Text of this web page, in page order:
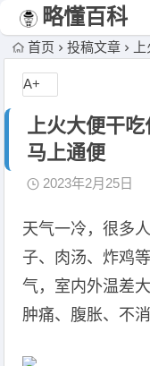
略懂百科
首页 投稿文章
上火大便干
马上通便
2023年2月25日
天气一冷，很多
子、肉汤、炸鸡
气，室内外温差
肿痛、腹胀、不
A+